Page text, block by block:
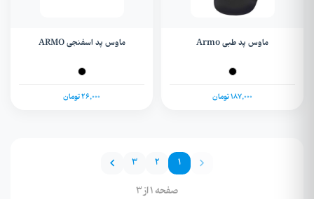
ماوس پد طبی Armo
187,000 تومان
ماوس پد اسفنجی ARMO
26,000 تومان
1
2
3
صفحه 1 از 3